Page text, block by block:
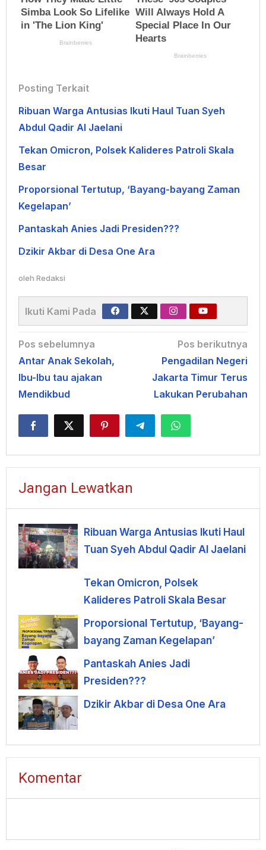
Posting Terkait
Ribuan Warga Antusias Ikuti Haul Tuan Syeh
Abdul Qadir Al Jaelani
Tekan Omicron, Polsek Kalideres Patroli Skala
Besar
Proporsional Tertutup, ‘Bayang-bayang Zaman
Kegelapan’
Pantaskah Anies Jadi Presiden???
Dzikir Akbar di Desa One Ara
oleh Redaksi
Ikuti Kami Pada
Navigasi
pos
Pos sebelumnya
Antar Anak Sekolah,
Ibu-Ibu tau ajakan
Mendikbud
Pos berikutnya
Pengadilan Negeri
Jakarta Timur Terus
Lakukan Perubahan
Jangan Lewatkan
Ribuan Warga Antusias Ikuti Haul
Tuan Syeh Abdul Qadir Al Jaelani
Tekan Omicron, Polsek
Kalideres Patroli Skala Besar
Proporsional Tertutup, ‘Bayang-
bayang Zaman Kegelapan’
Pantaskah Anies Jadi
Presiden???
Dzikir Akbar di Desa One Ara
Komentar